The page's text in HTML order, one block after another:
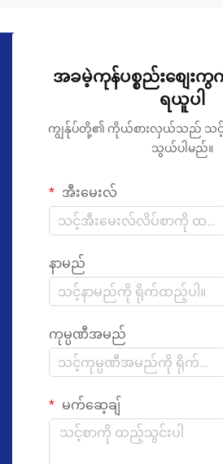
အခမဲ့ကုန်ပစ္စည်းစျေ
ရယူပါ
ကျွန်ုပ်တို့၏ ကိုယ်စားလှယ်သည် သ
သွယ်ပါမည်။
အီးမေးလ်
နာမည်
ကုမ္ပဏီအမည်
မက်ဆေ့ချ်